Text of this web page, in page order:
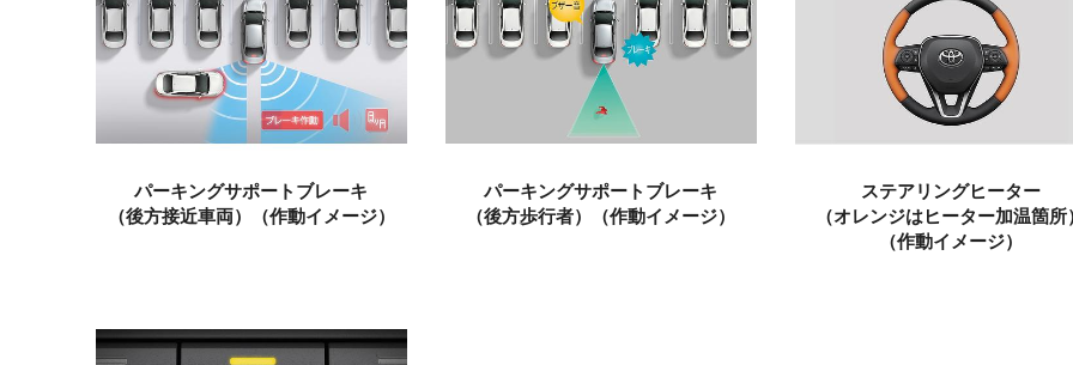
パーキングサポートブレーキ
（後方接近車両）
（作動イメージ）
パーキングサポートブレーキ
（後方歩行者）
（作動イメージ）
ステアリングヒーター
（オレンジはヒーター加温箇所
（作動イメージ）